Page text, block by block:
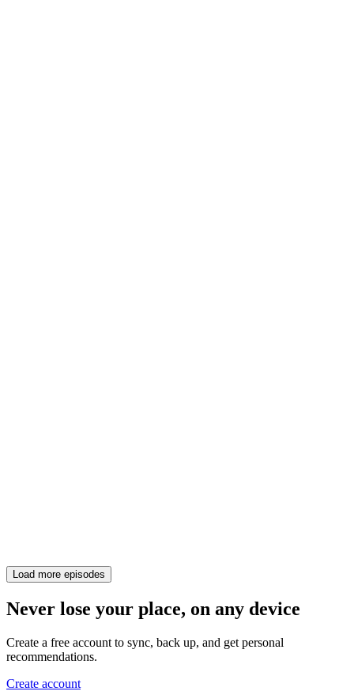
Load more episodes
Never lose your place, on any device
Create a free account to sync, back up, and get personal
recommendations.
Create account